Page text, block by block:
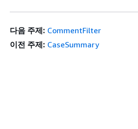
다음 주제: CommentFilter
이전 주제: CaseSummary